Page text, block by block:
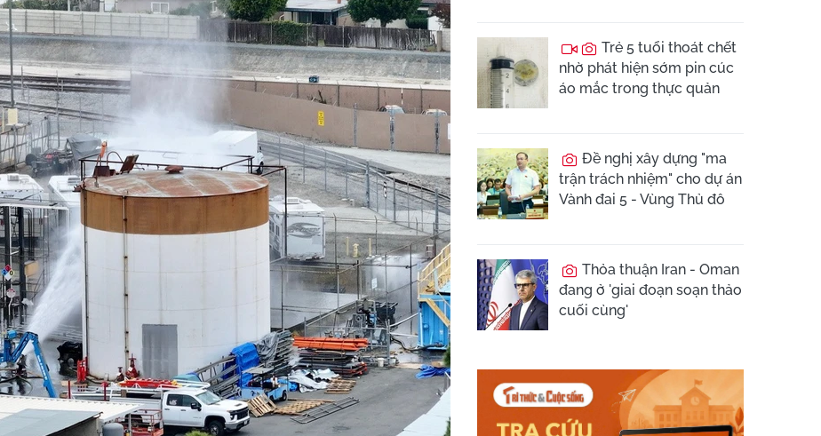
Trẻ 5 tuổi thoát chết
nhờ phát hiện sớm pin cúc
áo mắc trong thực quản
Đề nghị xây dựng "ma
trận trách nhiệm" cho dự án
Vành đai 5 - Vùng Thủ đô
Thỏa thuận Iran - Oman
đang ở 'giai đoạn soạn thảo
cuối cùng'